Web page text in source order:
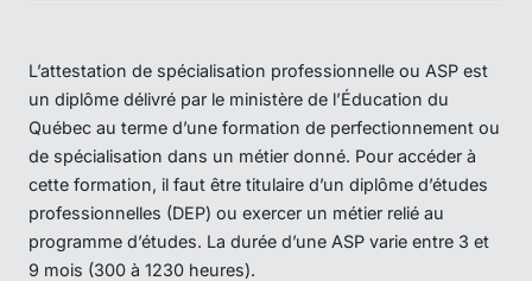
L’attestation de spécialisation professionnelle ou ASP est
un diplôme délivré par le ministère de l’Éducation du
Québec au terme d’une formation de perfectionnement ou
de spécialisation dans un métier donné. Pour accéder à
cette formation, il faut être titulaire d’un diplôme d’études
professionnelles (DEP) ou exercer un métier relié au
programme d’études. La durée d’une ASP varie entre 3 et
9 mois (300 à 1230 heures).